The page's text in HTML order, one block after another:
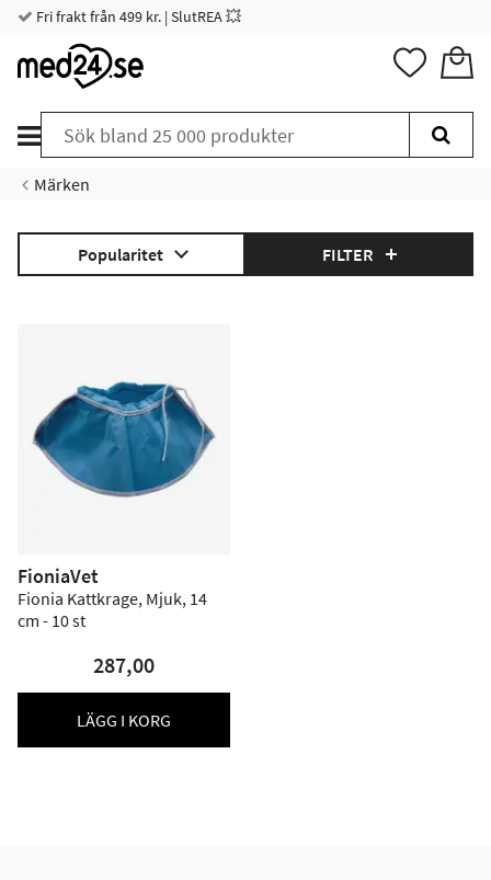
Fri frakt från 499 kr. | SlutREA 💥
Märken
Popularitet FILTER
FioniaVet
Fionia Kattkrage, Mjuk, 14
cm - 10 st
287,00
LÄGG I KORG